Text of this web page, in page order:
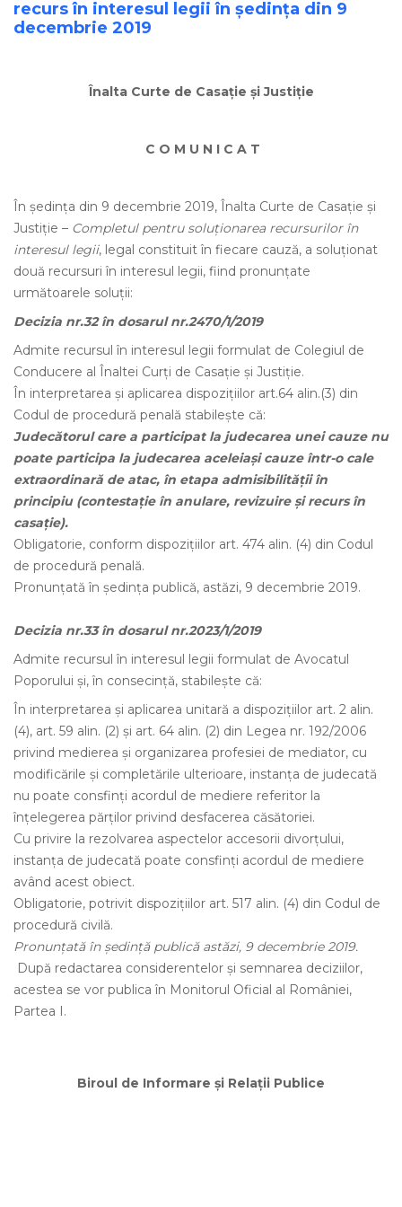
recurs în interesul legii în şedinţa din 9
decembrie 2019
Înalta Curte de Casaţie şi Justiţie
C O M U N I C A T
În ședința din 9 decembrie 2019, Înalta Curte de Casaţie şi
Justiţie – Completul pentru soluţionarea recursurilor în
interesul legii, legal constituit în fiecare cauză, a soluționat
două recursuri în interesul legii, fiind pronunțate
următoarele soluții:
Decizia nr.32 în dosarul nr.2470/1/2019
Admite recursul în interesul legii formulat de Colegiul de
Conducere al Înaltei Curţi de Casaţie şi Justiţie.
În interpretarea şi aplicarea dispoziţiilor art.64 alin.(3) din
Codul de procedură penală stabileşte că:
Judecătorul care a participat la judecarea unei cauze nu
poate participa la judecarea aceleiaşi cauze într-o cale
extraordinară de atac, în etapa admisibilităţii în
principiu (contestaţie în anulare, revizuire şi recurs în
casaţie).
Obligatorie, conform dispoziţiilor art. 474 alin. (4) din Codul
de procedură penală.
Pronunţată în şedinţa publică, astăzi, 9 decembrie 2019.
Decizia nr.33 în dosarul nr.2023/1/2019
Admite recursul în interesul legii formulat de Avocatul
Poporului şi, în consecinţă, stabileşte că:
În interpretarea și aplicarea unitară a dispozițiilor art. 2 alin.
(4), art. 59 alin. (2) și art. 64 alin. (2) din Legea nr. 192/2006
privind medierea și organizarea profesiei de mediator, cu
modificările și completările ulterioare, instanța de judecată
nu poate consfinți acordul de mediere referitor la
înțelegerea părților privind desfacerea căsătoriei.
Cu privire la rezolvarea aspectelor accesorii divorțului,
instanța de judecată poate consfinți acordul de mediere
având acest obiect.
Obligatorie, potrivit dispozițiilor art. 517 alin. (4) din Codul de
procedură civilă.
Pronunțată în ședință publică astăzi, 9 decembrie 2019.
După redactarea considerentelor şi semnarea deciziilor,
acestea se vor publica în Monitorul Oficial al României,
Partea I.
Biroul de Informare şi Relaţii Publice